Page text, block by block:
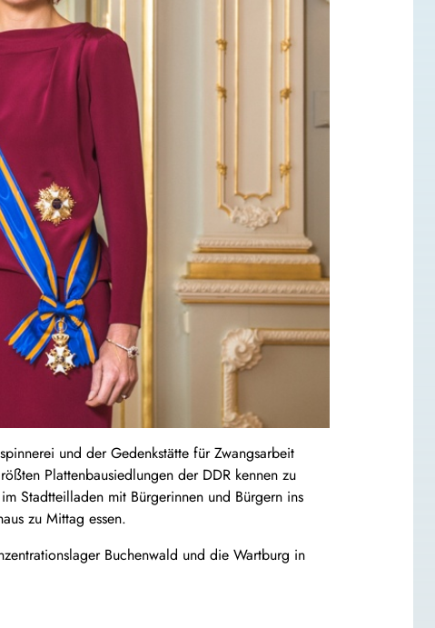
und der Gedenkstätte für Zwangsarbeit
Plattenbausiedlungen der DDR kennen zu
Stadtteilladen mit Bürgerinnen und Bürgern ins
zu Mittag essen.
Buchenwald und die Wartburg in